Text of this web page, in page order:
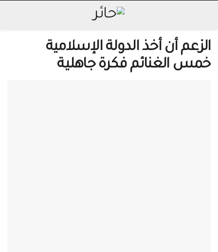
الزعم أن أخذ الدولة الإسلامية
خمس الغنائم فكرة جاهلية